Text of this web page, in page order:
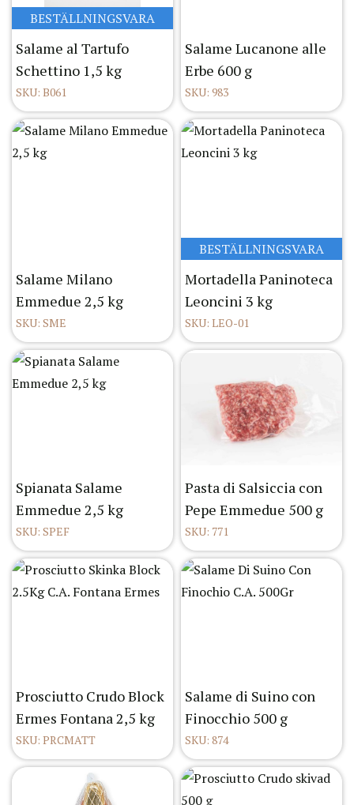
BESTÄLLNINGSVARA
Salame al Tartufo
Schettino 1,5 kg
SKU: B061
Salame Lucanone alle
Erbe 600 g
SKU: 983
Salame Milano
Emmedue 2,5 kg
SKU: SME
BESTÄLLNINGSVARA
Mortadella Paninoteca
Leoncini 3 kg
SKU: LEO-01
Spianata Salame
Emmedue 2,5 kg
SKU: SPEF
Pasta di Salsiccia con
Pepe Emmedue 500 g
SKU: 771
Prosciutto Crudo Block
Ermes Fontana 2,5 kg
SKU: PRCMATT
Salame di Suino con
Finocchio 500 g
SKU: 874